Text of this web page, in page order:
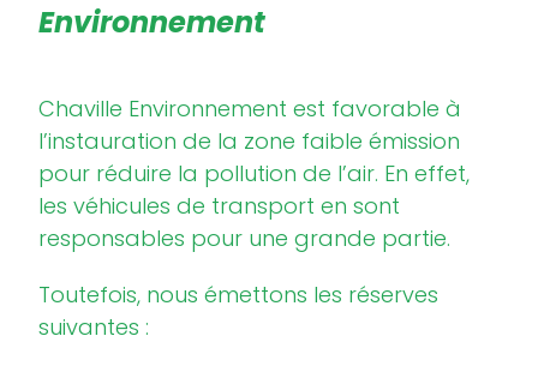
Environnement
Chaville Environnement est favorable à
l’instauration de la zone faible émission
pour réduire la pollution de l’air. En effet,
les véhicules de transport en sont
responsables pour une grande partie.
Toutefois, nous émettons les réserves
suivantes :